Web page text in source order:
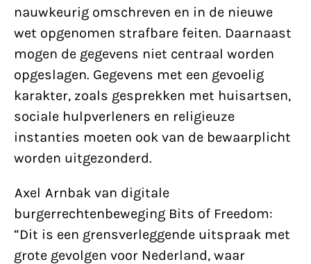
nauwkeurig omschreven en in de nieuwe
wet opgenomen strafbare feiten. Daarnaast
mogen de gegevens niet centraal worden
opgeslagen. Gegevens met een gevoelig
karakter, zoals gesprekken met huisartsen,
sociale hulpverleners en religieuze
instanties moeten ook van de bewaarplicht
worden uitgezonderd.
Axel Arnbak van digitale
burgerrechtenbeweging Bits of Freedom:
“Dit is een grensverleggende uitspraak met
grote gevolgen voor Nederland, waar